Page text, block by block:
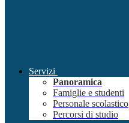
Servizi
Panoramica
Famiglie e studenti
Personale scolastico
Percorsi di studio